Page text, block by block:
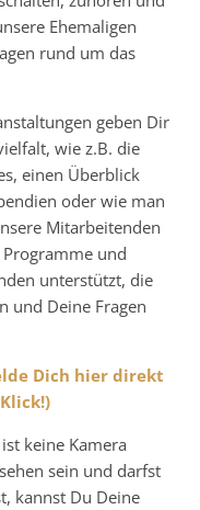
Ehemaligen
rund um das
geben Dir
wie z.B. die
einen Überblick
oder wie man
Mitarbeitenden
und
unterstützt, die
und Deine Fragen
Dich hier direkt
keine Kamera
sein und darfst
kannst Du Deine